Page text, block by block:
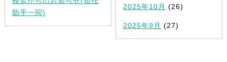
助手一同)
2025年10月 (26)
2025年9月 (27)